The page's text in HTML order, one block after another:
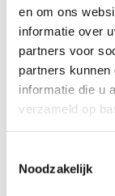
en om ons
informatie over
partners voor
partners
informatie die u
verzameld op
Noodzakelijk
BLOG •
nog als een
bijvoorbeeld
van